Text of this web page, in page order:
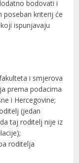
bodovati i
poseban kriterij će
ispunjavaju
i smjerova
prema podacima
i Hercegovine;
(jedan
taj roditelj nije iz
roditelja